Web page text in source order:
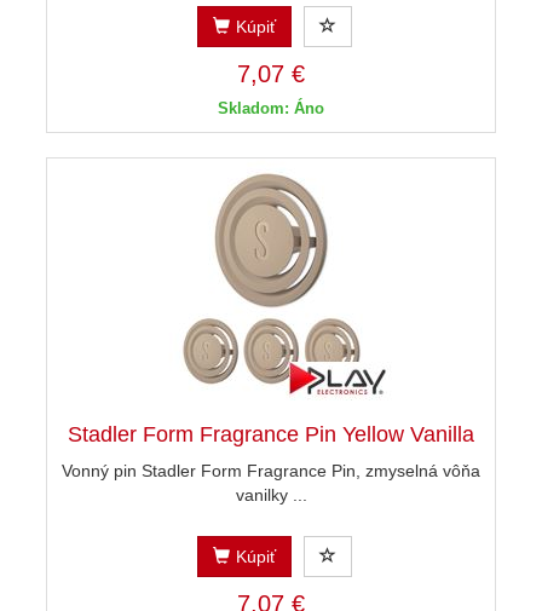
Kúpiť
7,07 €
Skladom: Áno
Stadler Form Fragrance Pin Yellow Vanilla
Vonný pin Stadler Form Fragrance Pin, zmyselná vôňa
vanilky ...
Kúpiť
7,07 €